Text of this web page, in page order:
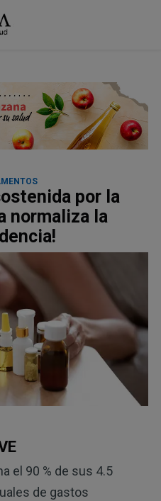
por la
normaliza la
el 90 % de sus 4.5
de gastos